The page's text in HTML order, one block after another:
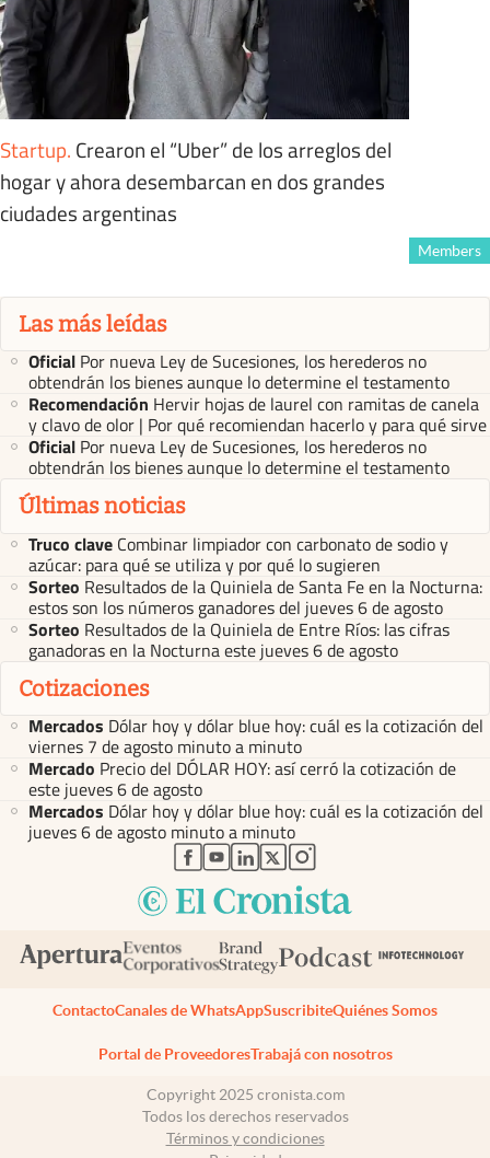
Startup. Crearon el “Uber” de los arreglos del
hogar y ahora desembarcan en dos grandes
ciudades argentinas
Members
Las más leídas
Oficial Por nueva Ley de Sucesiones, los herederos no
obtendrán los bienes aunque lo determine el testamento
Recomendación Hervir hojas de laurel con ramitas de canela
y clavo de olor | Por qué recomiendan hacerlo y para qué sirve
Oficial Por nueva Ley de Sucesiones, los herederos no
obtendrán los bienes aunque lo determine el testamento
Últimas noticias
Truco clave Combinar limpiador con carbonato de sodio y
azúcar: para qué se utiliza y por qué lo sugieren
Sorteo Resultados de la Quiniela de Santa Fe en la Nocturna:
estos son los números ganadores del jueves 6 de agosto
Sorteo Resultados de la Quiniela de Entre Ríos: las cifras
ganadoras en la Nocturna este jueves 6 de agosto
Cotizaciones
Mercados Dólar hoy y dólar blue hoy: cuál es la cotización del
viernes 7 de agosto minuto a minuto
Mercado Precio del DÓLAR HOY: así cerró la cotización de
este jueves 6 de agosto
Mercados Dólar hoy y dólar blue hoy: cuál es la cotización del
jueves 6 de agosto minuto a minuto
abre en nueva pestaña
abre en nueva pestaña
abre en nueva pestaña
abre en nueva pestaña
abre en nueva pestaña
ContactoCanales de WhatsAppSuscribiteQuiénes Somos
Portal de ProveedoresTrabajá con nosotros
Copyright 2025 cronista.com
Todos los derechos reservados
Términos y condiciones